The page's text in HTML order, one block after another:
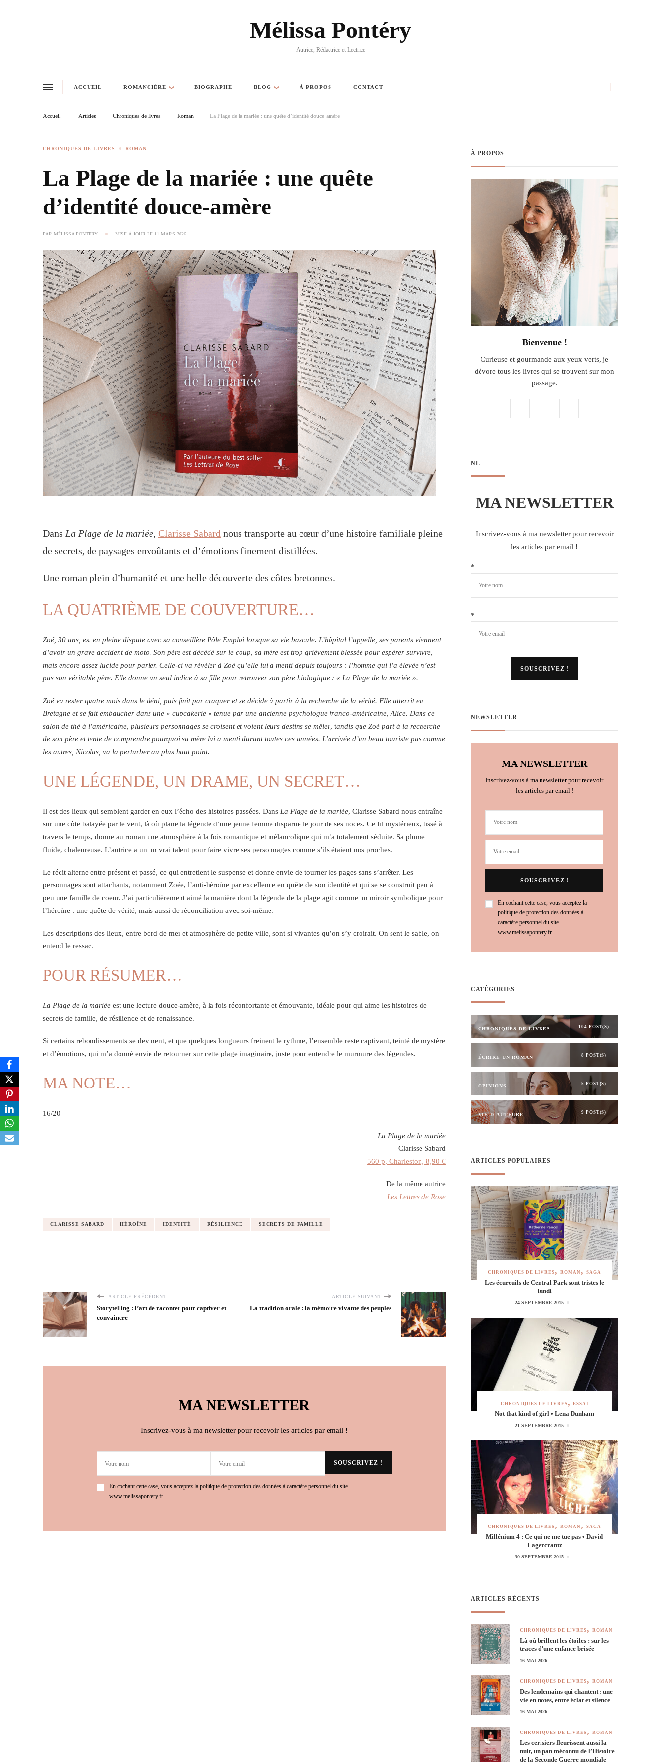
Mélissa Pontéry
Autrice, Rédactrice et Lectrice
ACCUEIL ROMANCIÈRE BIOGRAPHE BLOG À PROPOS CONTACT
Accueil Articles Chroniques de livres Roman La Plage de la mariée : une quête d’identité douce-amère
CHRONIQUES DE LIVRES ROMAN
La Plage de la mariée : une quête
d’identité douce-amère
PAR MÉLISSA PONTÉRY MISE À JOUR LE 11 MARS 2026
Dans La Plage de la mariée, Clarisse Sabard nous transporte au cœur d’une histoire familiale pleine
de secrets, de paysages envoûtants et d’émotions finement distillées.
Une roman plein d’humanité et une belle découverte des côtes bretonnes.
LA QUATRIÈME DE COUVERTURE…
Zoé, 30 ans, est en pleine dispute avec sa conseillère Pôle Emploi lorsque sa vie bascule. L’hôpital l’appelle, ses parents viennent
d’avoir un grave accident de moto. Son père est décédé sur le coup, sa mère est trop grièvement blessée pour espérer survivre,
mais encore assez lucide pour parler. Celle-ci va révéler à Zoé qu’elle lui a menti depuis toujours : l’homme qui l’a élevée n’est
pas son véritable père. Elle donne un seul indice à sa fille pour retrouver son père biologique : « La Plage de la mariée ».
Zoé va rester quatre mois dans le déni, puis finit par craquer et se décide à partir à la recherche de la vérité. Elle atterrit en
Bretagne et se fait embaucher dans une « cupcakerie » tenue par une ancienne psychologue franco-américaine, Alice. Dans ce
salon de thé à l’américaine, plusieurs personnages se croisent et voient leurs destins se mêler, tandis que Zoé part à la recherche
de son père et tente de comprendre pourquoi sa mère lui a menti durant toutes ces années. L’arrivée d’un beau touriste pas comme
les autres, Nicolas, va la perturber au plus haut point.
UNE LÉGENDE, UN DRAME, UN SECRET…
Il est des lieux qui semblent garder en eux l’écho des histoires passées. Dans La Plage de la mariée, Clarisse Sabard nous entraîne
sur une côte balayée par le vent, là où plane la légende d’une jeune femme disparue le jour de ses noces. Ce fil mystérieux, tissé à
travers le temps, donne au roman une atmosphère à la fois romantique et mélancolique qui m’a totalement séduite. Sa plume
fluide, chaleureuse. L’autrice a un un vrai talent pour faire vivre ses personnages comme s’ils étaient nos proches.
Le récit alterne entre présent et passé, ce qui entretient le suspense et donne envie de tourner les pages sans s’arrêter. Les
personnages sont attachants, notamment Zoée, l’anti-héroïne par excellence en quête de son identité et qui se se construit peu à
peu une famille de coeur. J’ai particulièrement aimé la manière dont la légende de la plage agit comme un miroir symbolique pour
l’héroïne : une quête de vérité, mais aussi de réconciliation avec soi-même.
Les descriptions des lieux, entre bord de mer et atmosphère de petite ville, sont si vivantes qu’on s’y croirait. On sent le sable, on
entend le ressac.
POUR RÉSUMER…
La Plage de la mariée est une lecture douce-amère, à la fois réconfortante et émouvante, idéale pour qui aime les histoires de
secrets de famille, de résilience et de renaissance.
Si certains rebondissements se devinent, et que quelques longueurs freinent le rythme, l’ensemble reste captivant, teinté de mystère
et d’émotions, qui m’a donné envie de retourner sur cette plage imaginaire, juste pour entendre le murmure des légendes.
MA NOTE…
16/20
La Plage de la mariée
Clarisse Sabard
560 p, Charleston, 8,90 €
De la même autrice
Les Lettres de Rose
CLARISSE SABARD HÉROÏNE IDENTITÉ RÉSILIENCE SECRETS DE FAMILLE
ARTICLE PRÉCÉDENT
Storytelling : l’art de raconter pour captiver et
convaincre
ARTICLE SUIVANT
La tradition orale : la mémoire vivante des peuples
MA NEWSLETTER
Inscrivez-vous à ma newsletter pour recevoir les articles par email !
En cochant cette case, vous acceptez la politique de protection des données à caractère personnel du site
www.melissapontery.fr
À PROPOS
Bienvenue !
Curieuse et gourmande aux yeux verts, je
dévore tous les livres qui se trouvent sur mon
passage.
NL
MA NEWSLETTER
Inscrivez-vous à ma newsletter pour recevoir
les articles par email !
*
*
NEWSLETTER
MA NEWSLETTER
Inscrivez-vous à ma newsletter pour recevoir
les articles par email !
En cochant cette case, vous acceptez la
politique de protection des données à
caractère personnel du site
www.melissapontery.fr
CATÉGORIES
CHRONIQUES DE LIVRES 104 POST(S)
ÉCRIRE UN ROMAN 8 POST(S)
OPINIONS 5 POST(S)
VIE D'AUTEURE 9 POST(S)
ARTICLES POPULAIRES
CHRONIQUES DE LIVRES ROMAN SAGA
Les écureuils de Central Park sont tristes le
lundi
24 SEPTEMBRE 2015
CHRONIQUES DE LIVRES ESSAI
Not that kind of girl • Lena Dunham
21 SEPTEMBRE 2015
CHRONIQUES DE LIVRES ROMAN SAGA
Millénium 4 : Ce qui ne me tue pas • David
Lagercrantz
30 SEPTEMBRE 2015
ARTICLES RÉCENTS
CHRONIQUES DE LIVRES ROMAN
Là où brillent les étoiles : sur les
traces d’une enfance brisée
16 MAI 2026
CHRONIQUES DE LIVRES ROMAN
Des lendemains qui chantent : une
vie en notes, entre éclat et silence
16 MAI 2026
CHRONIQUES DE LIVRES ROMAN
Les cerisiers fleurissent aussi la
nuit, un pan méconnu de l’Histoire
de la Seconde Guerre mondiale